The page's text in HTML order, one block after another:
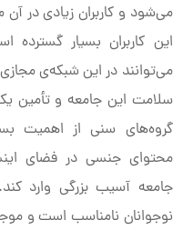
می‌شود و کاربران زیادی در
می‌توانند در این شبکه‌ی
سلامت این جامعه و تأمین
گروه‌های سنی از اهمیت
محتوای جنسی در فضای
جامعه آسیب بزرگی وارد
نوجوانان نامناسب است و